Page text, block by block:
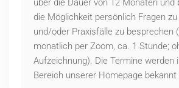
über die Dauer von 12 Monaten und
die Möglichkeit persönlich Fragen
und/oder Praxisfälle zu besprechen
monatlich per Zoom, ca. 1 Stunde;
Aufzeichnung). Die Termine werden
Bereich unserer Homepage bekannt